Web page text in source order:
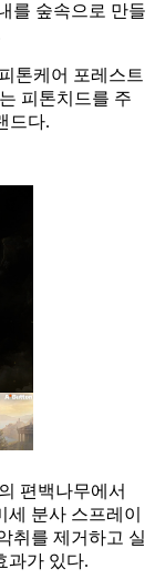
를 숲속으로 만들
톤케어 포레스트
피톤치드를 주
드다.
편백나무에서
분사 스프레이
취를 제거하고 실
과가 있다.